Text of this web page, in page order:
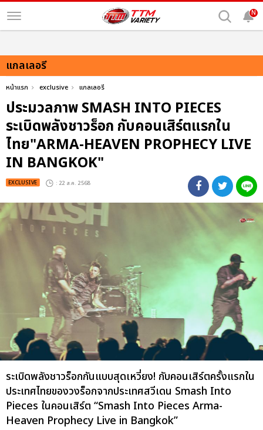
N
แกลเลอรี
หน้าแรก exclusive แกลเลอรี
ประมวลภาพ SMASH INTO PIECES
ระเบิดพลังชาวร็อก กับคอนเสิร์ตแรกใน
ไทย"ARMA-HEAVEN PROPHECY LIVE
IN BANGKOK"
EXCLUSIVE : 22 ส.ค. 2568
ระเบิดพลังชาวร็อกกันแบบสุดเหวี่ยง! กับคอนเสิร์ตครั้งแรกใน
ประเทศไทยของวงร็อกจากประเทศสวีเดน Smash Into
Pieces ในคอนเสิร์ต “Smash Into Pieces Arma-
Heaven Prophecy Live in Bangkok”